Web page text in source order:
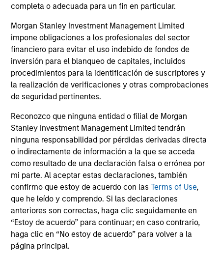
completa o adecuada para un fin en particular.
Morgan Stanley Investment Management Limited
impone obligaciones a los profesionales del sector
financiero para evitar el uso indebido de fondos de
inversión para el blanqueo de capitales, incluidos
procedimientos para la identificación de suscriptores y
la realización de verificaciones y otras comprobaciones
de seguridad pertinentes.
Reconozco que ninguna entidad o filial de Morgan
Stanley Investment Management Limited tendrán
ninguna responsabilidad por pérdidas derivadas directa
o indirectamente de información a la que se acceda
como resultado de una declaración falsa o errónea por
mi parte. Al aceptar estas declaraciones, también
confirmo que estoy de acuerdo con lasTerms of Use,
que he leído y comprendo. Si las declaraciones
anteriores son correctas, haga clic seguidamente en
“Estoy de acuerdo” para continuar; en caso contrario,
haga clic en “No estoy de acuerdo” para volver a la
página principal.
ARTÍCULO
High Yield Market Monitor – Q2 2026
An in-depth review of the US and European
High Yield markets.
10-JUL-2026
May not represent all Team Members.